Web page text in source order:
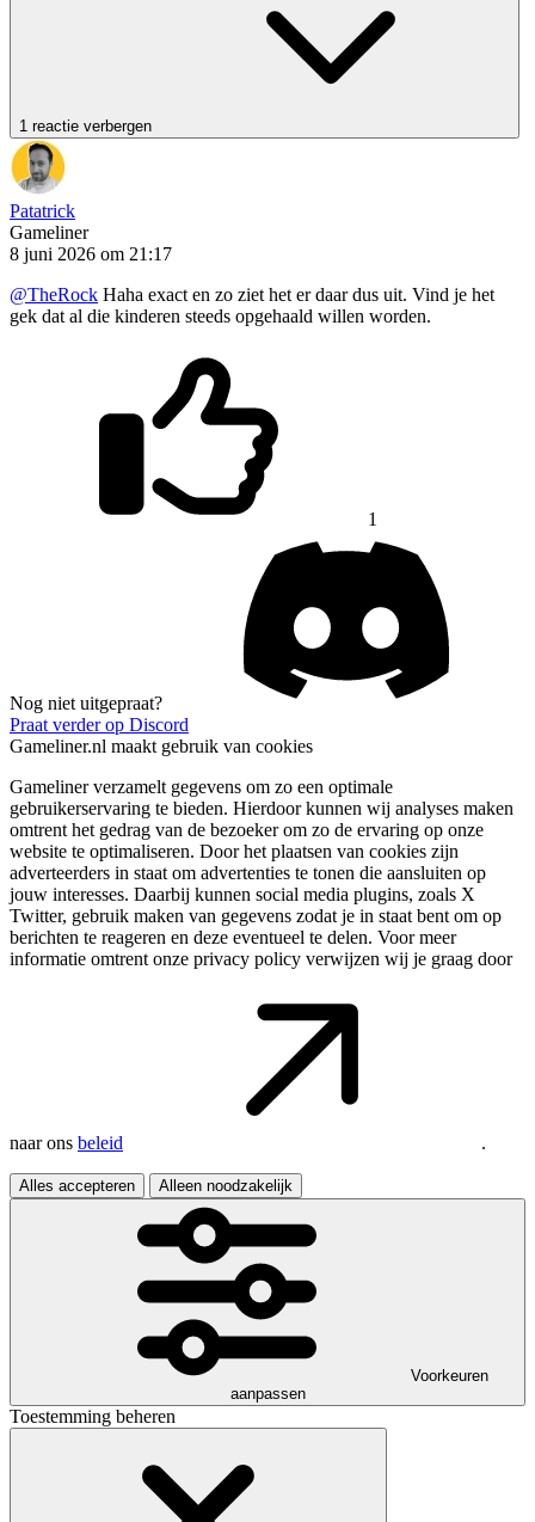
1 reactie verbergen
Patatrick
Gameliner
8 juni 2026 om 21:17
@TheRock Haha exact en zo ziet het er daar dus uit. Vind je het
gek dat al die kinderen steeds opgehaald willen worden.
1
Nog niet uitgepraat?
Praat verder op Discord
Gameliner.nl maakt gebruik van cookies
Gameliner verzamelt gegevens om zo een optimale
gebruikerservaring te bieden. Hierdoor kunnen wij analyses maken
omtrent het gedrag van de bezoeker om zo de ervaring op onze
website te optimaliseren. Door het plaatsen van cookies zijn
adverteerders in staat om advertenties te tonen die aansluiten op
jouw interesses. Daarbij kunnen social media plugins, zoals X
Twitter, gebruik maken van gegevens zodat je in staat bent om op
berichten te reageren en deze eventueel te delen. Voor meer
informatie omtrent onze privacy policy verwijzen wij je graag door
naar ons beleid .
Alles accepteren Alleen noodzakelijk
Voorkeuren
aanpassen
Toestemming beheren